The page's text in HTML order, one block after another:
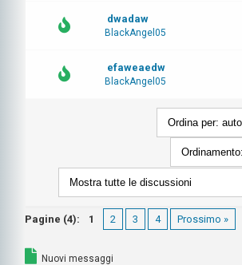
dwadaw
BlackAngel05
efaweaedw
BlackAngel05
Pagine (4): 1 2 3 4 Prossimo »
Nuovi messaggi